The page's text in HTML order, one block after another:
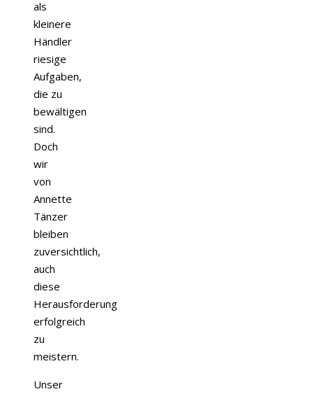
als
kleinere
Händler
riesige
Aufgaben,
die zu
bewältigen
sind.
Doch
wir
von
Annette
Tänzer
bleiben
zuversichtlich,
auch
diese
Herausforderung
erfolgreich
zu
meistern.
Unser